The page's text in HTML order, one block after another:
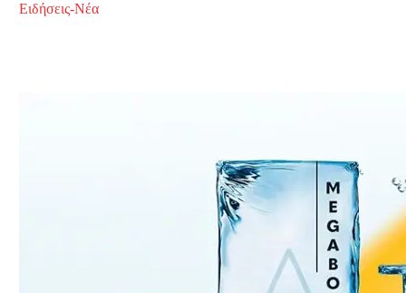
Ειδήσεις-Νέα